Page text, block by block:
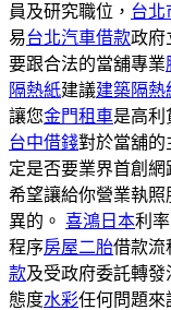
員及研究職位， 台北
易台北汽車借款政府
要跟合法的當舖專業
隔熱紙建議建築隔熱
讓您金門租車是高利
台中借錢對於當舖的
定是否要業界首創網
希望讓給你營業執照
異的。 喜鴻日本利
程序房屋二胎借款流
款及受政府委託轉發
態度水彩任何問題來